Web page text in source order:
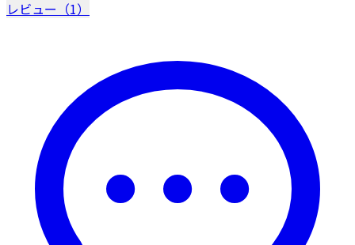
レビュー（1）